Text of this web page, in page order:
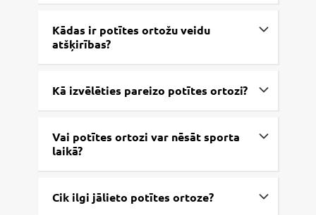
Kādas ir potītes ortožu veidu
atšķirības?
Kā izvēlēties pareizo potītes ortozi?
Vai potītes ortozi var nēsāt sporta
laikā?
Cik ilgi jālieto potītes ortoze?